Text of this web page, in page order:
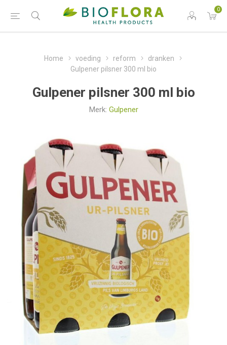
0
Home voeding reform
dranken
Gulpener pilsner 300 ml bio
Gulpener pilsner 300 ml bio
Merk: Gulpener